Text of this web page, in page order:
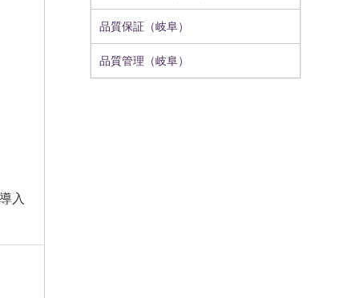
品質保証（岐阜）
品質管理（岐阜）
入